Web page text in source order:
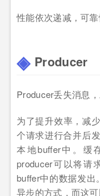
性能依次递减，可靠
Producer
Producer丢失消息
为了提升效率，减
个请求进行合并后
本地buffer中。缓
producer可以将请
buffer中的数据发出
异步的方式，而这可